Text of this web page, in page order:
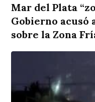
Mar del Plata
Gobierno
sobre la Zona